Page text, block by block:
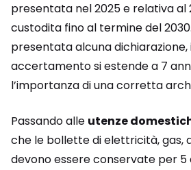
presentata nel 2025 e relativa al
custodita fino al termine del
presentata alcuna dichiarazione,
accertamento si estende a 7
l’importanza di una corretta
Passando alle utenze
che le bollette di elettricità, gas,
devono essere conservate per 5